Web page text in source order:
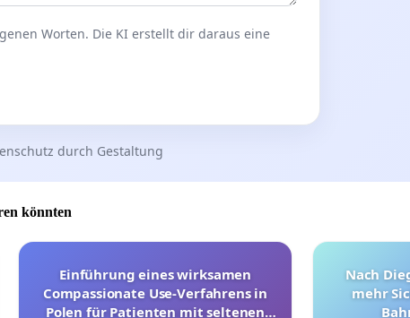
Worten. Die KI erstellt dir daraus eine
durch Gestaltung
könnten
Einführung eines wirksamen
Compassionate Use-Verfahrens in
Polen für Patienten mit seltenen
Nach
mehr